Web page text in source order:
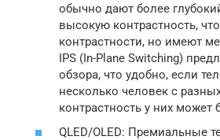
обычно дают более
высокую контрастность,
контрастности, но имеют
IPS (In-Plane Switching)
обзора, что удобно, если
несколько человек с
контрастность у них может
QLED/OLED: Премиальные